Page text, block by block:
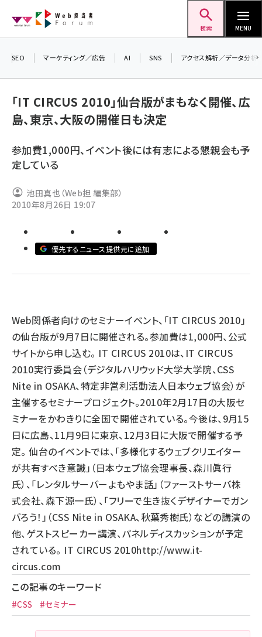
ン
検索 MENU
ai (2804)
note (2312)
z世代 (1622)
SEO マーケティング／広告 AI SNS アクセス解析／データ分析
「IT CIRCUS 2010」仙台版がまもなく開催、広
島、東京、大阪の開催日も決定
参加費1,000円、イベント後には有志による懇親会も予
定している
池田真也（Web担 編集部）
2010年8月26日 19:07
優先するニュース提供元に追加
Web関係者向けのセミナーイベント、「IT CIRCUS 2010」
の仙台版が9月7日に開催される。参加費は1,000円、公式
サイトから申し込む。 IT CIRCUS 2010は、IT CIRCUS
2010実行委員会（デジタルハリウッド大学大学院、CSS
Nite in OSAKA、特定非営利活動法人日本ウェブ協会）が
主催するセミナープロジェクト。2010年2月17日の大阪セ
ミナーをかわきりに全国で開催されている。今後は、9月15
日に広島、11月9日に東京、12月3日に大阪で開催する予
定。 仙台のイベントでは、「多様化するウェブクリエイター
が共有すべき意識」（日本ウェブ協会理事長、森川眞行
氏）、「レンタルサーバーよもやま話」（ファーストサーバ株
式会社、森下源一氏）、「フリーで生き抜くデザイナーでガン
バろう！」（CSS Nite in OSAKA、秋葉秀樹氏）などの講演の
他、ゲストスピーカー講演、パネルディスカッションが予定
されている。 IT CIRCUS 2010http://www.it-
circus.com
この記事のキーワード
#CSS #セミナー
差